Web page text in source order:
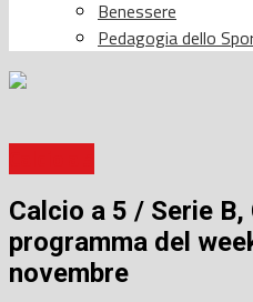
Benessere
Pedagogia dello
Calcio a 5 / Serie B,
programma del
novembre